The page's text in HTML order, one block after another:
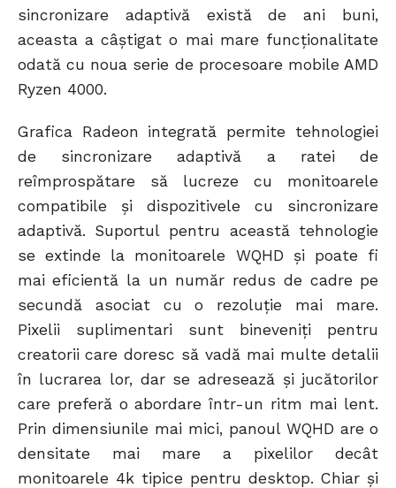
sincronizare adaptivă există de ani buni,
aceasta a câștigat o mai mare funcționalitate
odată cu noua serie de procesoare mobile AMD
Ryzen 4000.
Grafica Radeon integrată permite tehnologiei
de sincronizare adaptivă a ratei de
reîmprospătare să lucreze cu monitoarele
compatibile și dispozitivele cu sincronizare
adaptivă. Suportul pentru această tehnologie
se extinde la monitoarele WQHD și poate fi
mai eficientă la un număr redus de cadre pe
secundă asociat cu o rezoluție mai mare.
Pixelii suplimentari sunt bineveniți pentru
creatorii care doresc să vadă mai multe detalii
în lucrarea lor, dar se adresează și jucătorilor
care preferă o abordare într-un ritm mai lent.
Prin dimensiunile mai mici, panoul WQHD are o
densitate mai mare a pixelilor decât
monitoarele 4k tipice pentru desktop. Chiar și